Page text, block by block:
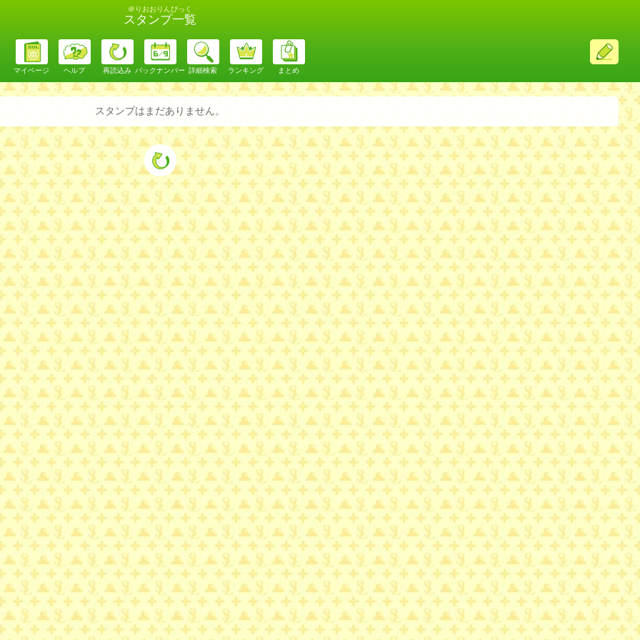
＠りおおりんぴっく
スタンプ一覧
ス
レ
投
マイページ ヘルプ 再読込み バックナンバー 詳細検索 ランキング まとめ
スタンプはまだありません。